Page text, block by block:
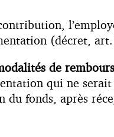
(décret,
de
qui ne
du fonds, après